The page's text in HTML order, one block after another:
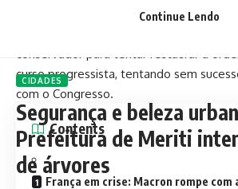
enquanto o presidente francês, diante
curso progressista, tentando sem
com o Congresso.
Contents
França em crise: Macron rompe com
Continue Lendo
CIDADES
Segurança e beleza
Prefeitura de Meriti
de árvores